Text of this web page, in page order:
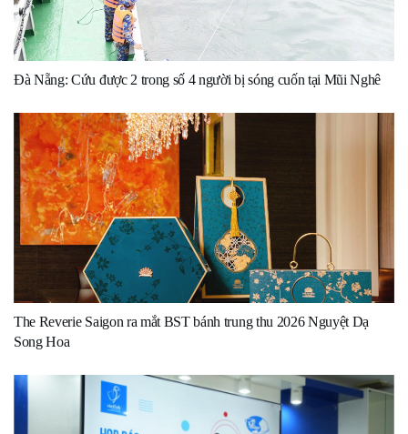
Đà Nẵng: Cứu được 2 trong số 4 người bị sóng cuốn tại Mũi Nghê
The Reverie Saigon ra mắt BST bánh trung thu 2026 Nguyệt Dạ
Song Hoa